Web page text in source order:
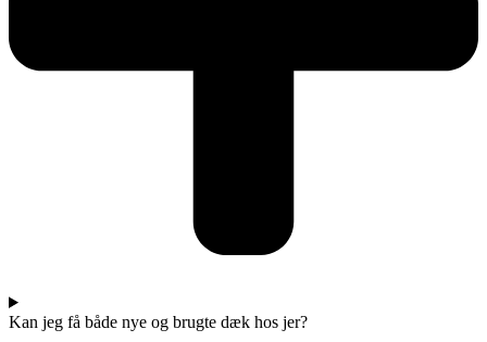
Kan jeg få både nye og brugte dæk hos jer?